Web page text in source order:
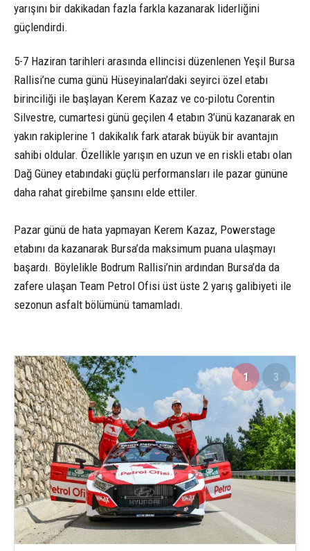
yarışını bir dakikadan fazla farkla kazanarak liderliğini
güçlendirdi.
5-7 Haziran tarihleri arasında ellincisi düzenlenen Yeşil Bursa
Rallisi’ne cuma günü Hüseyinalan’daki seyirci özel etabı
birinciliği ile başlayan Kerem Kazaz ve co-pilotu Corentin
Silvestre, cumartesi günü geçilen 4 etabın 3’ünü kazanarak en
yakın rakiplerine 1 dakikalık fark atarak büyük bir avantajın
sahibi oldular. Özellikle yarışın en uzun ve en riskli etabı olan
Dağ Güney etabındaki güçlü performansları ile pazar gününe
daha rahat girebilme şansını elde ettiler.
Pazar günü de hata yapmayan Kerem Kazaz, Powerstage
etabını da kazanarak Bursa’da maksimum puana ulaşmayı
başardı. Böylelikle Bodrum Rallisi’nin ardından Bursa’da da
zafere ulaşan Team Petrol Ofisi üst üste 2 yarış galibiyeti ile
sezonun asfalt bölümünü tamamladı.
1 3